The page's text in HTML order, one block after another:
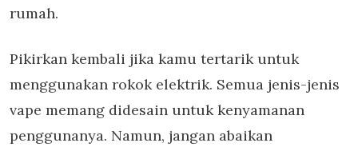
rumah.
Pikirkan kembali jika kamu tertarik untuk
menggunakan rokok elektrik. Semua jenis-jenis
vape memang didesain untuk kenyamanan
penggunanya. Namun, jangan abaikan